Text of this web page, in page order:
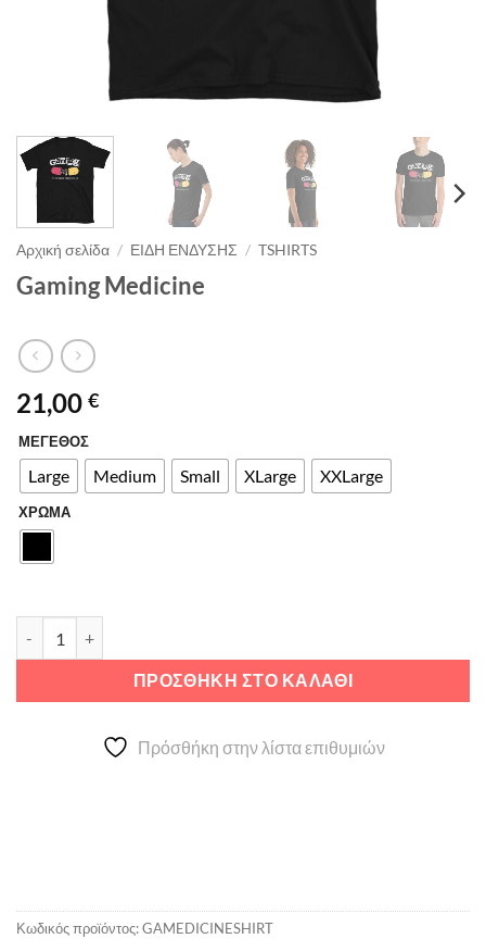
Αρχική σελίδα / ΕΙΔΗ ΕΝΔΥΣΗΣ / TSHIRTS
Gaming Medicine
21,00 €
ΜΕΓΕΘΟΣ
Large Medium Small XLarge XXLarge
ΧΡΩΜΑ
ΠΡΟΣΘΉΚΗ ΣΤΟ ΚΑΛΆΘΙ
Alternative:
Πρόσθήκη στην λίστα επιθυμιών
Κωδικός προϊόντος:GAMEDICINESHIRT